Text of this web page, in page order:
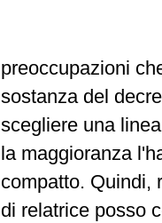
preoccupazioni
sostanza del
scegliere una
la maggioranza
compatto. Quindi,
di relatrice posso